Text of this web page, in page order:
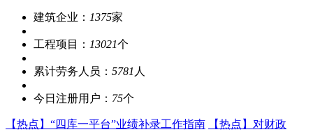
建筑企业： 1375家
工程项目： 13021个
累计劳务人员： 5781 人
今日注册用户： 75个
【热点】 “四库一平台”业绩补录工作指南 【热点】 对财政